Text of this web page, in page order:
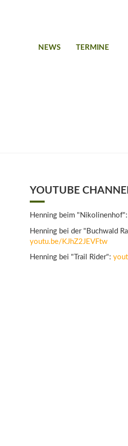
NEWS TERMINE
YOUTUBE
Henning beim "Nikolinenhof":
Henning bei der "Buchwald
youtu.be/KJhZ2JEVFtw
Henning bei "Trail Rider":